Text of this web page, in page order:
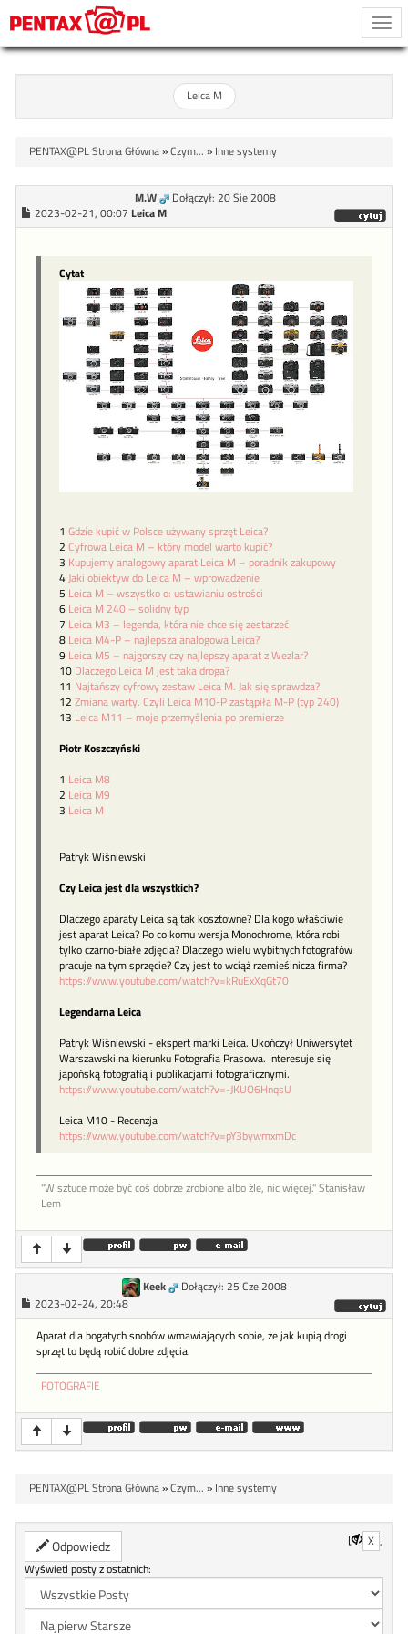
Leica M
PENTAX@PL Strona Główna»Czym... » Inne systemy
M.W
Dołączył: 20 Sie 2008
2023-02-21, 00:07 Leica M
Cytat
1 Gdzie kupić w Polsce używany sprzęt Leica?
2 Cyfrowa Leica M – który model warto kupić?
3 Kupujemy analogowy aparat Leica M – poradnik zakupowy
4Jaki obiektyw do Leica M – wprowadzenie
5 Leica M – wszystko o: ustawianiu ostrości
6 Leica M 240 – solidny typ
7 Leica M3 – legenda, która nie chce się zestarzeć
8 Leica M4-P – najlepsza analogowa Leica?
9 Leica M5 – najgorszy czy najlepszy aparat z Wezlar?
10 Dlaczego Leica M jest taka droga?
11 Najtańszy cyfrowy zestaw Leica M. Jak się sprawdza?
12 Zmiana warty. Czyli Leica M10-P zastąpiła M-P (typ 240)
13 Leica M11 – moje przemyślenia po premierze
Piotr Koszczyński
1 Leica M8
2 Leica M9
3 Leica M
Patryk Wiśniewski
Czy Leica jest dla wszystkich?
Dlaczego aparaty Leica są tak kosztowne? Dla kogo właściwie
jest aparat Leica? Po co komu wersja Monochrome, która robi
tylko czarno-białe zdjęcia? Dlaczego wielu wybitnych fotografów
pracuje na tym sprzęcie? Czy jest to wciąż rzemieślnicza firma?
https://www.youtube.com/watch?v=kRuExXqGt70
Legendarna Leica
Patryk Wiśniewski - ekspert marki Leica. Ukończył Uniwersytet
Warszawski na kierunku Fotografia Prasowa. Interesuje się
japońską fotografią i publikacjami fotograficznymi.
https://www.youtube.com/watch?v=-JKUO6HnqsU
Leica M10 - Recenzja
https://www.youtube.com/watch?v=pY3bywmxmDc
"W sztu­ce może być coś dob­rze zro­bione al­bo źle, nic więcej." Stanisław
Lem
Keek
Dołączył: 25 Cze 2008
2023-02-24, 20:48
Aparat dla bogatych snobów wmawiających sobie, że jak kupią drogi
sprzęt to będą robić dobre zdjęcia.
FOTOGRAFIE
PENTAX@PL Strona Główna»Czym... » Inne systemy
Odpowiedz [ X ]
Wyświetl posty z ostatnich: